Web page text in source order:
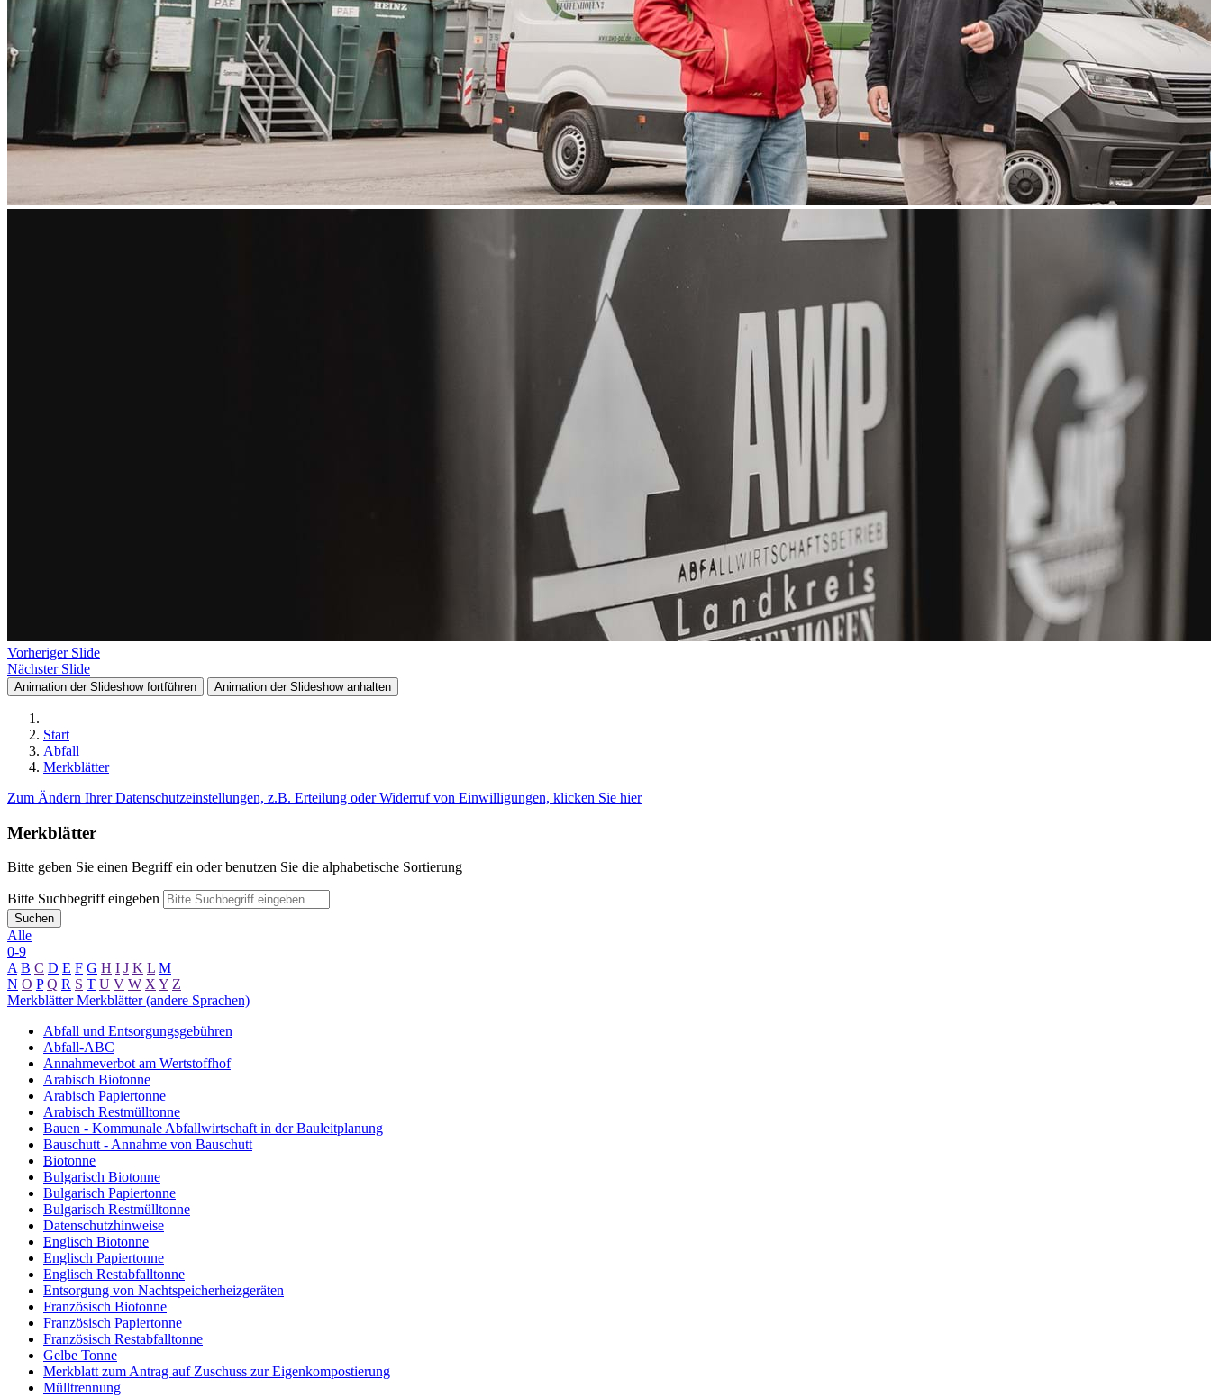
Vorheriger Slide
Nächster Slide
Animation der Slideshow fortführen Animation der Slideshow anhalten
Start
Abfall
Merkblätter
Zum Ändern Ihrer Datenschutzeinstellungen, z.B. Erteilung oder Widerruf von Einwilligungen, klicken Sie hier
Merkblätter
Bitte geben Sie einen Begriff ein oder benutzen Sie die alphabetische Sortierung
Bitte Suchbegriff eingeben
Suchen
Alle
0-9
A B C D E F G H I J K L M
N O P Q R S T U V W XY Z
Merkblätter Merkblätter (andere Sprachen)
Abfall und Entsorgungsgebühren
Abfall-ABC
Annahmeverbot am Wertstoffhof
Arabisch Biotonne
Arabisch Papiertonne
Arabisch Restmülltonne
Bauen - Kommunale Abfallwirtschaft in der Bauleitplanung
Bauschutt - Annahme von Bauschutt
Biotonne
Bulgarisch Biotonne
Bulgarisch Papiertonne
Bulgarisch Restmülltonne
Datenschutzhinweise
Englisch Biotonne
Englisch Papiertonne
Englisch Restabfalltonne
Entsorgung von Nachtspeicherheizgeräten
Französisch Biotonne
Französisch Papiertonne
Französisch Restabfalltonne
Gelbe Tonne
Merkblatt zum Antrag auf Zuschuss zur Eigenkompostierung
Mülltrennung